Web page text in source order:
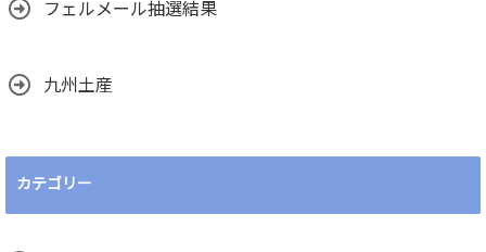
フェルメール抽選結果
九州土産
カテゴリー